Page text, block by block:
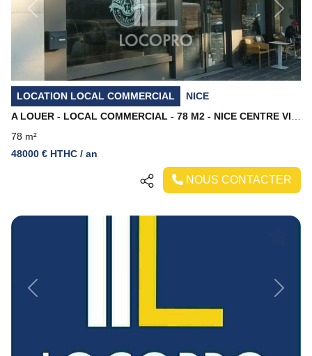
Previous Next
LOCATION LOCAL COMMERCIAL
NICE
78 m²
48000 € HTHC / an
NOUS CONTACTER
Previous Next